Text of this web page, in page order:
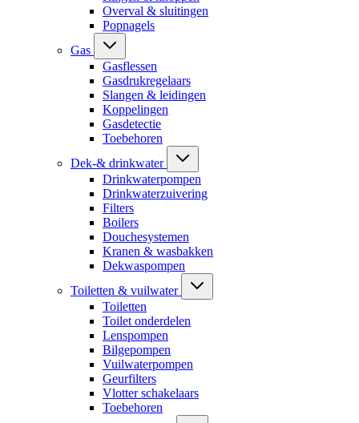
Overval & sluitingen
Popnagels
Gas
Gasflessen
Gasdrukregelaars
Slangen & leidingen
Koppelingen
Gasdetectie
Toebehoren
Dek-& drinkwater
Drinkwaterpompen
Drinkwaterzuivering
Filters
Boilers
Douchesystemen
Kranen & wasbakken
Dekwaspompen
Toiletten & vuilwater
Toiletten
Toilet onderdelen
Lenspompen
Bilgepompen
Vuilwaterpompen
Geurfilters
Vlotter schakelaars
Toebehoren